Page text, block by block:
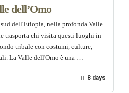
dell’Omo
dell'Etiopia, nella profonda Valle
trasporta chi visita questi luoghi in
tribale con costumi, culture,
La Valle dell'Omo è una …
8 days